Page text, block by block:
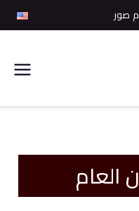
صور
العام